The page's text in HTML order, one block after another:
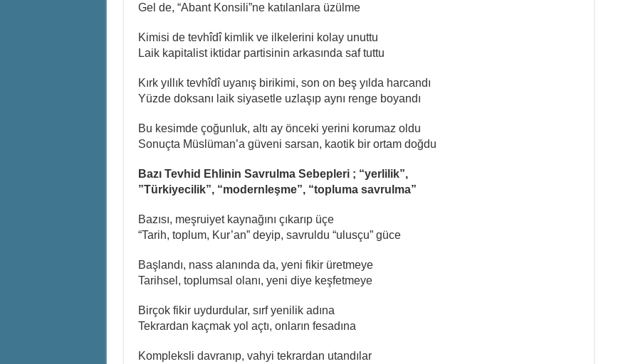
Gel de, “Abant Konsili”ne katılanlara üzülme
Kimisi de tevhîdî kimlik ve ilkelerini kolay unuttu
Laik kapitalist iktidar partisinin arkasında saf tuttu
Kırk yıllık tevhîdî uyanış birikimi, son on beş yılda harcandı
Yüzde doksanı laik siyasetle uzlaşıp aynı renge boyandı
Bu kesimde çoğunluk, altı ay önceki yerini korumaz oldu
Sonuçta Müslüman’a güveni sarsan, kaotik bir ortam doğdu
Bazı Tevhid Ehlinin Savrulma Sebepleri ; “yerlilik”,
”Türkiyecilik”, “modernleşme”, “topluma savrulma”
Bazısı, meşruiyet kaynağını çıkarıp üçe
“Tarih, toplum, Kur’an” deyip, savruldu “ulusçu” güce
Başlandı, nass alanında da, yeni fikir üretmeye
Tarihsel, toplumsal olanı, yeni diye keşfetmeye
Birçok fikir uydurdular, sırf yenilik adına
Tekrardan kaçmak yol açtı, onların fesadına
Kompleksli davranıp, vahyi tekrardan utandılar